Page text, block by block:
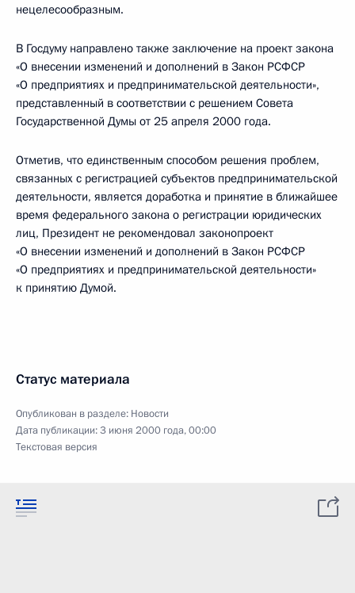
нецелесообразным.
В Госдуму направлено также заключение на проект закона
«О внесении изменений и дополнений в Закон РСФСР
«О предприятиях и предпринимательской деятельности»,
представленный в соответствии с решением Совета
Государственной Думы от 25 апреля 2000 года.
Отметив, что единственным способом решения проблем,
связанных с регистрацией субъектов предпринимательской
деятельности, является доработка и принятие в ближайшее
время федерального закона о регистрации юридических
лиц, Президент не рекомендовал законопроект
«О внесении изменений и дополнений в Закон РСФСР
«О предприятиях и предпринимательской деятельности»
к принятию Думой.
Статус материала
Опубликован в разделе: Новости
Дата публикации:3 июня 2000 года, 00:00
Текстовая версия